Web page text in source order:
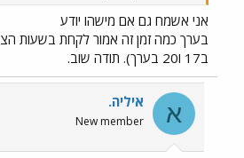
אני אשמח גם אם מישהו יודע
בערך כמה זמן זה אמור לקחת בשעות
ב17 ו20 בערך). תודה שוב.
א איליה.
New member